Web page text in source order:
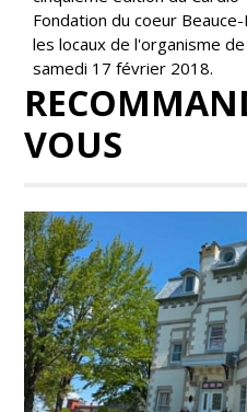
Fondation du coeur
les locaux de l'organisme
samedi 17 février 2018.
VOUS